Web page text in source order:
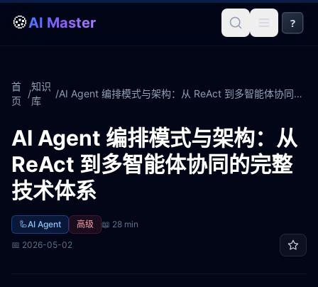
🍪AI Master ?
首
页
/
知识
库
/ AI Agent 编排模式与架构：从 ReAct 到多智能体协同的完整技术体系
AI Agent 编排模式与架构：从
ReAct 到多智能体协同的完整
技术体系
🦾AI Agent 高级 📖 28 min
📅 2026-05-02